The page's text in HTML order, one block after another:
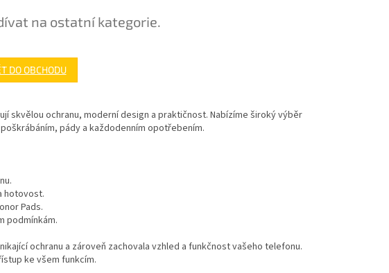
na ostatní kategorie.
DO OBCHODU
skvělou ochranu, moderní design a praktičnost. Nabízíme široký výběr
pády a každodenním opotřebením.
hotovost.
Pads.
podmínkám.
ochranu a zároveň zachovala vzhled a funkčnost vašeho telefonu.
ke všem funkcím.